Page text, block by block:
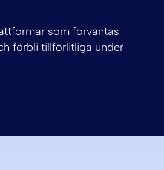
som förväntas
förbli tillförlitliga under